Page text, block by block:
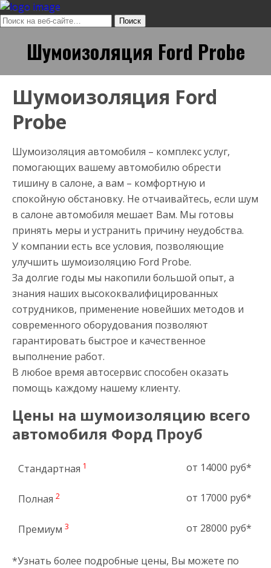
Шумоизоляция Ford Probe
Шумоизоляция Ford
Probe
Шумоизоляция автомобиля – комплекс услуг,
помогающих вашему автомобилю обрести
тишину в салоне, а вам – комфортную и
спокойную обстановку. Не отчаивайтесь, если шум
в салоне автомобиля мешает Вам. Мы готовы
принять меры и устранить причину неудобства.
У компании есть все условия, позволяющие
улучшить шумоизоляцию Ford Probe.
За долгие годы мы накопили большой опыт, а
знания наших высококвалифицированных
сотрудников, применение новейших методов и
современного оборудования позволяют
гарантировать быстрое и качественное
выполнение работ.
В любое время автосервис способен оказать
помощь каждому нашему клиенту.
Цены на шумоизоляцию всего
автомобиля Форд Проуб
Стандартная 1 от 14000 руб*
Полная 2 от 17000 руб*
Премиум 3 от 28000 руб*
*Узнать более подробные цены, Вы можете по